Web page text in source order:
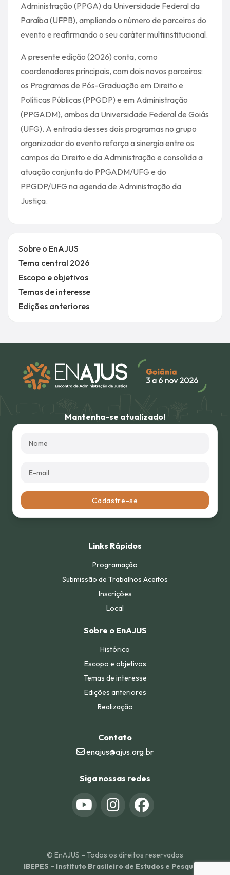
Administração (PPGA) da Universidade Federal da
Paraíba (UFPB), ampliando o número de parceiros do
evento e reafirmando o seu caráter multiinstitucional.
A presente edição (2026) conta, como
coordenadores principais, com dois novos parceiros:
os Programas de Pós-Graduação em Direito e
Políticas Públicas (PPGDP) e em Administração
(PPGADM), ambos da Universidade Federal de Goiás
(UFG). A entrada desses dois programas no grupo
organizador do evento reforça a sinergia entre os
campos do Direito e da Administração e consolida a
atuação conjunta do PPGADM/UFG e do
PPGDP/UFG na agenda de Administração da
Justiça.
Sobre o EnAJUS
Tema central 2026
Escopo e objetivos
Temas de interesse
Edições anteriores
Mantenha-se atualizado!
Links Rápidos
Programação
Submissão de Trabalhos Aceitos
Inscrições
Local
Sobre o EnAJUS
Histórico
Escopo e objetivos
Temas de interesse
Edições anteriores
Realização
Contato
enajus@ajus.org.br
Siga nossas redes
© EnAJUS – Todos os direitos reservados
IBEPES – Instituto Brasileiro de Estudos e Pesquisas